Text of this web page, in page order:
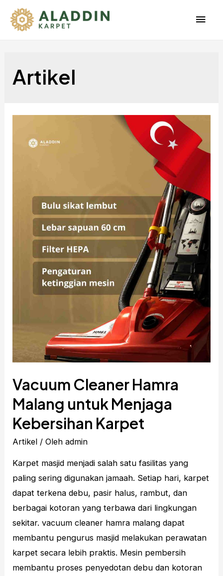
Artikel
Vacuum Cleaner Hamra
Malang untuk Menjaga
Kebersihan Karpet
Artikel / Olehadmin
Karpet masjid menjadi salah satu fasilitas yang
paling sering digunakan jamaah. Setiap hari, karpet
dapat terkena debu, pasir halus, rambut, dan
berbagai kotoran yang terbawa dari lingkungan
sekitar. vacuum cleaner hamra malang dapat
membantu pengurus masjid melakukan perawatan
karpet secara lebih praktis. Mesin pembersih
membantu proses penyedotan debu dan kotoran